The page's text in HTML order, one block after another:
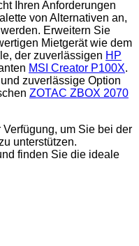
Ihren Anforderungen
von Alternativen an,
Erweitern Sie
Mietgerät wie dem
der zuverlässigen HP
MSI Creator P100X.
zuverlässige Option
ZOTAC ZBOX 2070
um Sie bei der
unterstützen.
finden Sie die ideale